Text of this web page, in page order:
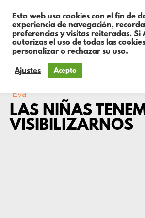
Eva
LAS NIÑAS
VISIBILIZARNOS
Esta web usa cookies con el fin de
experiencia de navegación,
preferencias y visitas reiteradas. Si
autorizas el uso de todas las
personalizar o rechazar su uso.
Ajustes Acepto